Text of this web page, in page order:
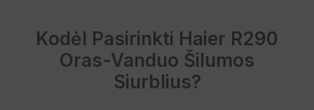
Kodėl Pasirinkti Haier R290
Oras-Vanduo Šilumos
Siurblius?